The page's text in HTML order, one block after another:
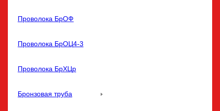
Проволока БрОФ
Проволока БрОЦ4-3
Проволока БрХЦр
Бронзовая труба